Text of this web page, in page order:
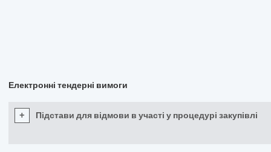
Електронні тендерні вимоги
+ Підстави для відмови в участі у процедурі закупівлі